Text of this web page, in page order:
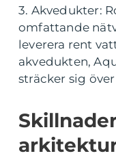
3. Akvedukter:
omfattande
leverera rent
akvedukten,
sträcker sig